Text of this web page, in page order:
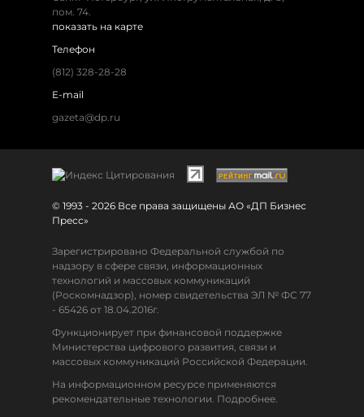
пом. 74.
показать на карте
Телефон
(812) 328-28-28
E-mail
gazeta@dp.ru
© 1993 - 2026 Все права защищены АО «ДП Бизнес
Пресс»
Зарегистрировано Федеральной службой по
надзору в сфере связи, информационных
технологий и массовых коммуникаций
(Роскомнадзор), номер свидетельства ЭЛ № ФС 77
- 65426 от 18.04.2016г.
Функционирует при финансовой поддержке
Министерства цифрового развития, связи и
массовых коммуникаций Российской Федерации.
На информационном ресурсе применяются
рекомендательные технологии. Подробнее.